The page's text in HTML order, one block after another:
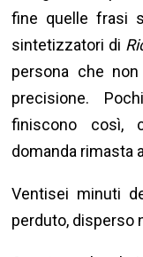
fine quelle frasi
sintetizzatori di
persona che
precisione.
finiscono così,
domanda rimasta
Ventisei minuti
perduto, disperso